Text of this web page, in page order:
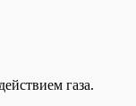
газа.